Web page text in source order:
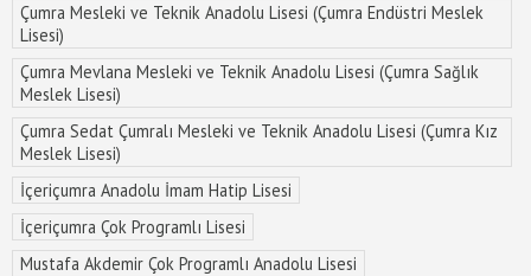
Çumra
Tanıtım
Reklam
Çumra'da
Okullar
Çumra Mesleki ve Teknik Anadolu Lisesi (Çumra Endüstri Meslek
Lisesi)
Çumra Mevlana Mesleki ve Teknik Anadolu Lisesi (Çumra Sağlık
Meslek Lisesi)
Çumra Sedat Çumralı Mesleki ve Teknik Anadolu Lisesi (Çumra Kız
Meslek Lisesi)
İçeriçumra Anadolu İmam Hatip Lisesi
İçeriçumra Çok Programlı Lisesi
Mustafa Akdemir Çok Programlı Anadolu Lisesi